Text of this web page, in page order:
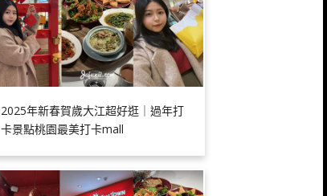
2025年新春賀歲大江超好逛｜過年打
卡景點桃園最美打卡mall